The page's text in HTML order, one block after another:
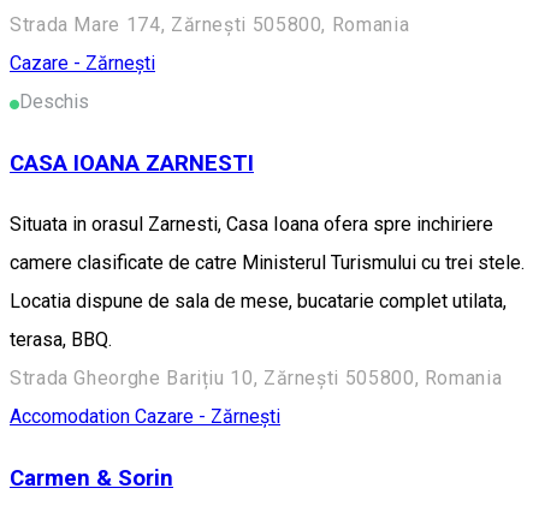
Strada Mare 174, Zărnești 505800, Romania
Cazare - Zărnești
Deschis
CASA IOANA ZARNESTI
Situata in orasul Zarnesti, Casa Ioana ofera spre inchiriere
camere clasificate de catre Ministerul Turismului cu trei stele.
Locatia dispune de sala de mese, bucatarie complet utilata,
terasa, BBQ.
Strada Gheorghe Barițiu 10, Zărnești 505800, Romania
Accomodation Cazare - Zărnești
Carmen & Sorin